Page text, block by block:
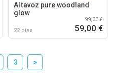
Altavoz pure woodland
glow
22 días
99,00 €
59,00 €
3 >